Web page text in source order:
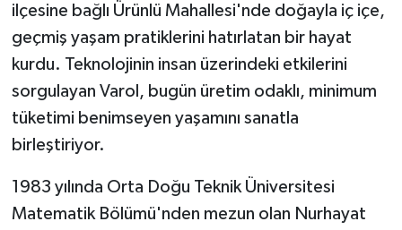
ilçesine bağlı Ürünlü Mahallesi'nde doğayla iç içe,
geçmiş yaşam pratiklerini hatırlatan bir hayat
kurdu. Teknolojinin insan üzerindeki etkilerini
sorgulayan Varol, bugün üretim odaklı, minimum
tüketimi benimseyen yaşamını sanatla
birleştiriyor.
1983 yılında Orta Doğu Teknik Üniversitesi
Matematik Bölümü'nden mezun olan Nurhayat
İş Dünyası
Jandarma
Kadın
KÜLTÜR SANAT